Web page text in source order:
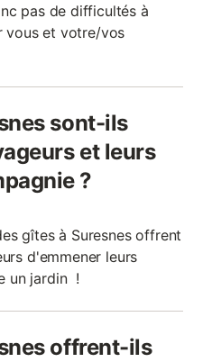
pas de difficultés à
vous et votre/vos
sont-ils
et leurs
?
gîtes à Suresnes offrent
d'emmener leurs
un jardin !
offrent-ils